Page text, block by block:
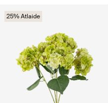
25% Atlaide